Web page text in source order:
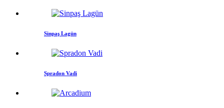
Sinpaş Lagün
Spradon Vadi